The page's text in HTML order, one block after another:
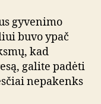
gyvenimo
buvo ypač
kad
galite padėti
nepakenks